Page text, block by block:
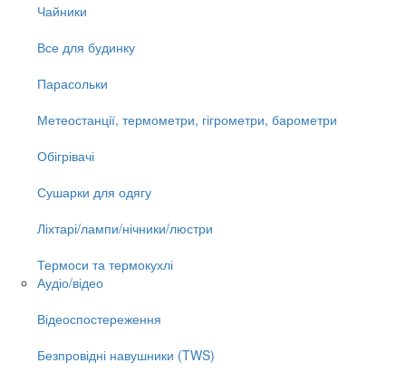
Чайники
Все для будинку
Парасольки
Метеостанції, термометри, гігрометри, барометри
Обігрівачі
Сушарки для одягу
Ліхтарі/лампи/нічники/люстри
Термоси та термокухлі
Аудіо/відео
Відеоспостереження
Безпровідні навушники (TWS)